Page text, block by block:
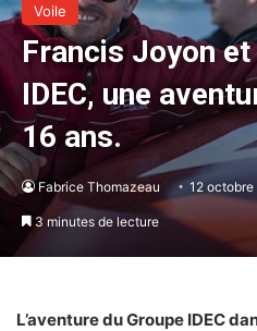
Voile
Francis Joyon
IDEC, une
16 ans.
Fabrice Thomazeau 12 octobre
3 minutes de lecture
L’aventure du Groupe IDEC